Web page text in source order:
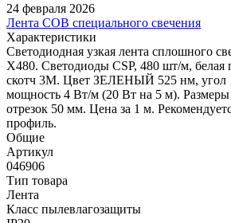
24 февраля 2026
Лента COB специального свечения
Характеристики
Светодиодная узкая лента сплошного
X480. Светодиоды CSP, 480 шт/м,
скотч 3M. Цвет ЗЕЛЕНЫЙ 525 нм, угол
мощность 4 Вт/м (20 Вт на 5 м).
отрезок 50 мм. Цена за 1 м.
профиль.
Общие
Артикул
046906
Тип товара
Лента
Класс пылевлагозащиты